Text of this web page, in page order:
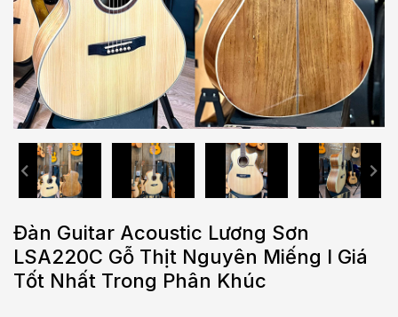
Đàn Guitar Acoustic Lương Sơn
LSA220C Gỗ Thịt Nguyên Miếng l Giá
Tốt Nhất Trong Phân Khúc